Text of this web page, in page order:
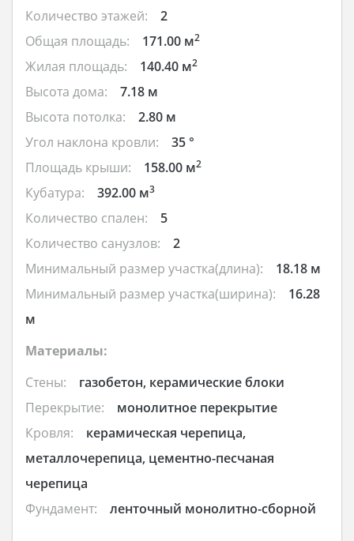
Количество этажей:
2
Общая площадь:
171.00 м2
Жилая площадь: 140.40 м2
Высота дома:
7.18 м
Высота потолка:
2.80 м
Угол наклона кровли:
35 °
Площадь крыши:
158.00 м2
Кубатура: 392.00 м3
Количество спален:
5
Количество санузлов:
2
Минимальный размер участка(длина):
18.18 м
Минимальный размер участка(ширина):
16.28
м
Материалы:
Стены:
газобетон, керамические блоки
Перекрытие:
монолитное перекрытие
Кровля:
керамическая черепица,
металлочерепица, цементно-песчаная
черепица
Фундамент:
ленточный монолитно-сборной